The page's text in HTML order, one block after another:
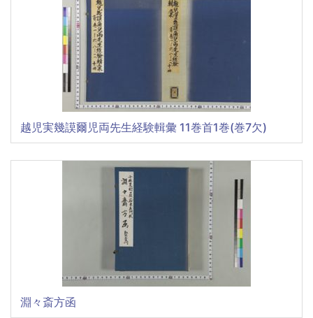
越児実幾謨爾児両先生経験輯彙 11巻首1巻(巻7欠)
淵々斎方函